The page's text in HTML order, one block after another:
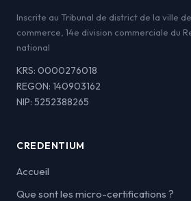
Inscrite au Tribunal de district de la ville
commerce, 14e division commerciale du
national
KRS: 0000276018
REGON: 140903162
NIP: 5252388265
CREDENTIUM
Accueil
Que sont les micro-certifications ?